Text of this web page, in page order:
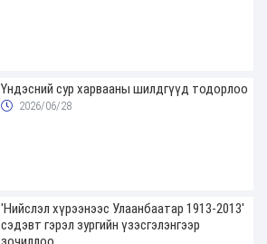
Үндэсний сур харвааны шилдгүүд тодорлоо
2026/06/28
'Нийслэл хүрээнээс Улаанбаатар 1913-2013'
сэдэвт гэрэл зургийн үзэсгэлэнгээр